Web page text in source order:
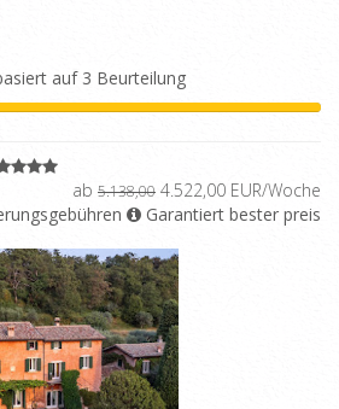
auf 3 Beurteilung
ab 5.138,00 4.522,00 EUR/Woche
Garantiert bester preis